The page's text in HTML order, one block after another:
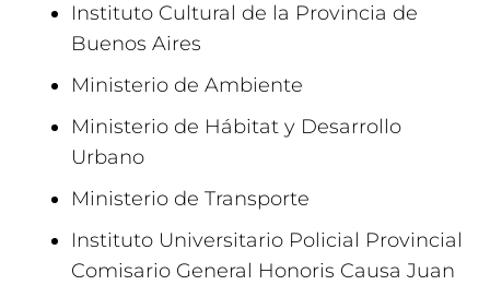
Instituto Cultural de la Provincia de
Buenos Aires
Ministerio de Ambiente
Ministerio de Hábitat y Desarrollo
Urbano
Ministerio de Transporte
Instituto Universitario Policial Provincial
Comisario General Honoris Causa Juan